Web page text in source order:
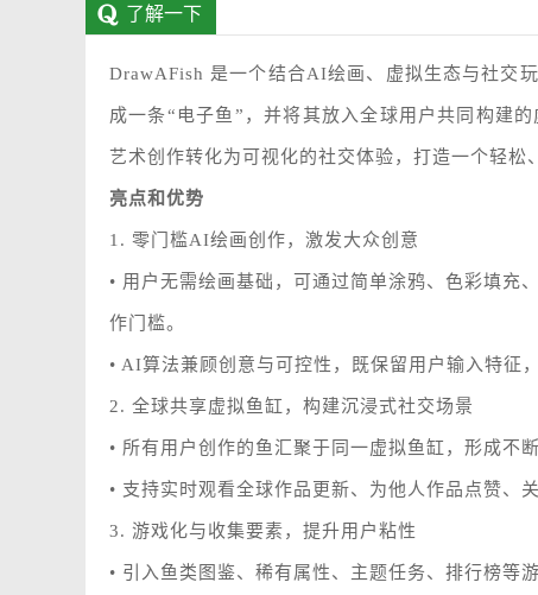
了解一下
DrawAFish 是一个结合AI绘画、虚拟生态与社交
成一条“电子鱼”，并将其放入全球用户共同构建
艺术创作转化为可视化的社交体验，打造一个轻松
亮点和优势
1. 零门槛AI绘画创作，激发大众创意
• 用户无需绘画基础，可通过简单涂鸦、色彩填充
作门槛。
• AI算法兼顾创意与可控性，既保留用户输入特征
2. 全球共享虚拟鱼缸，构建沉浸式社交场景
• 所有用户创作的鱼汇聚于同一虚拟鱼缸，形成不
• 支持实时观看全球作品更新、为他人作品点赞、
3. 游戏化与收集要素，提升用户粘性
• 引入鱼类图鉴、稀有属性、主题任务、排行榜等